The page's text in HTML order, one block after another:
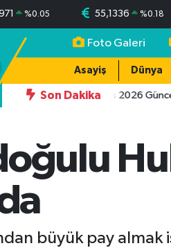
%0.05 55,1336 %0.18
Foto Galeri
Asayiş Dünya
Son Dakika
Son Durum: 6 Ağustos 2026 Güncel
büyük pay almak